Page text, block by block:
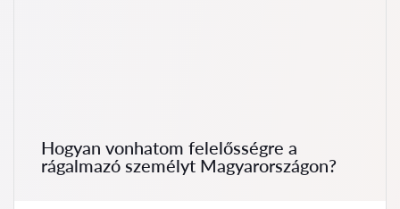
Hogyan vonhatom felelősségre a
rágalmazó személyt Magyarországon?